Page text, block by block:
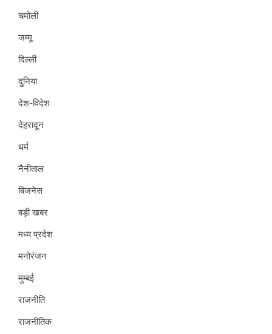
चमोली
जम्मू
दिल्ली
दुनिया
देश-विदेश
देहरादून
धर्म
नैनीताल
बिजनेस
बड़ी खबर
मध्य प्रदेश
मनोरंजन
मुम्बई
राजनीति
राजनीतिक